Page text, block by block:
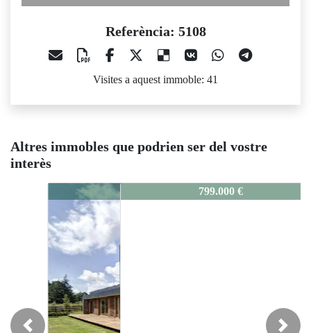
Referència: 5108
Visites a aquest immoble: 41
Altres immobles que podrien ser del vostre
interès
5108